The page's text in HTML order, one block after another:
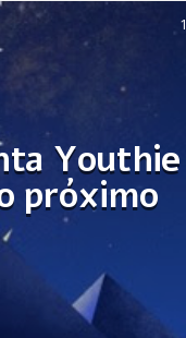
1
Youthie
próximo